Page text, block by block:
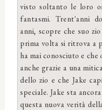
visto soltanto le loro
fantasmi. Trent'anni
anni, scopre che suo
prima volta si ritrova a
ha mai conosciuto e che
anche grazie a una
dello zio e che Jake
speciale. Jake sta
questa nuova verità